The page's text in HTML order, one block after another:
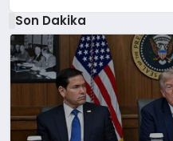
Son Dakika